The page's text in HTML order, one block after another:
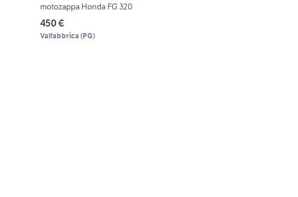
motozappa Honda FG 320
450 €
Valfabbrica (PG)